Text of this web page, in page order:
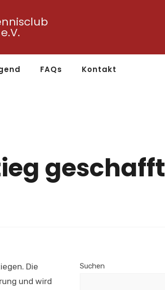
FAQs Kontakt
geschafft
Die
und wird
Suchen